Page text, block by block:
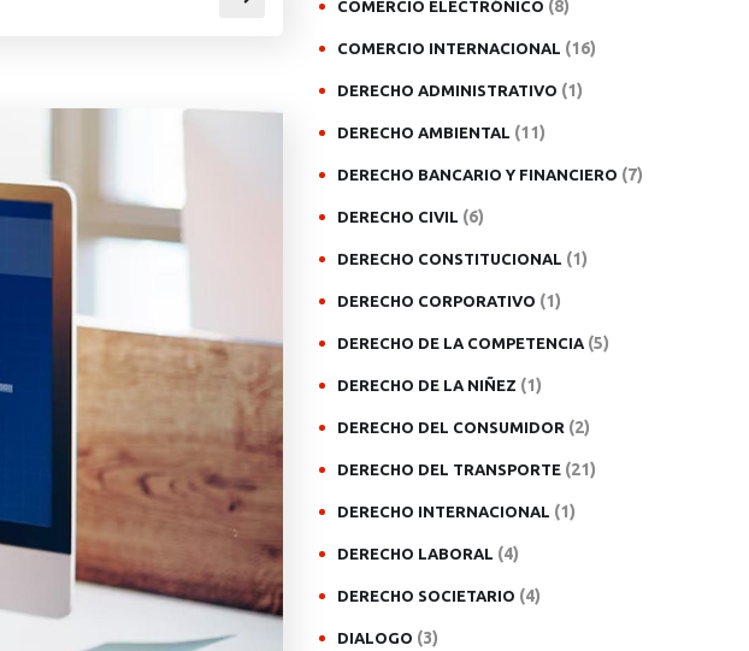
COMERCIO ELECTRÓNICO (8)
COMERCIO INTERNACIONAL (16)
DERECHO ADMINISTRATIVO (1)
DERECHO AMBIENTAL (11)
DERECHO BANCARIO Y FINANCIERO (7)
DERECHO CIVIL (6)
DERECHO CONSTITUCIONAL (1)
DERECHO CORPORATIVO (1)
DERECHO DE LA COMPETENCIA (5)
DERECHO DE LA NIÑEZ (1)
DERECHO DEL CONSUMIDOR (2)
DERECHO DEL TRANSPORTE (21)
DERECHO INTERNACIONAL (1)
DERECHO LABORAL (4)
DERECHO SOCIETARIO (4)
DIALOGO (3)